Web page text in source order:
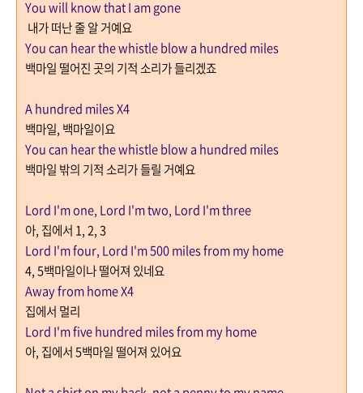
You will know that I am gone
내가 떠난 줄 알 거예요
You can hear the whistle blow a hundred miles
백마일 떨어진 곳의 기적 소리가 들리겠죠
A hundred miles X4
백마일, 백마일이요
You can hear the whistle blow a hundred miles
백마일 밖의 기적 소리가 들릴 거예요
Lord I'm one, Lord I'm two, Lord I'm three
아, 집에서 1, 2, 3
Lord I'm four, Lord I'm 500 miles from my home
4, 5백마일이나 떨어져 있네요
Away from home X4
집에서 멀리
Lord I'm five hundred miles from my home
아, 집에서5백마일 떨어져 있어요